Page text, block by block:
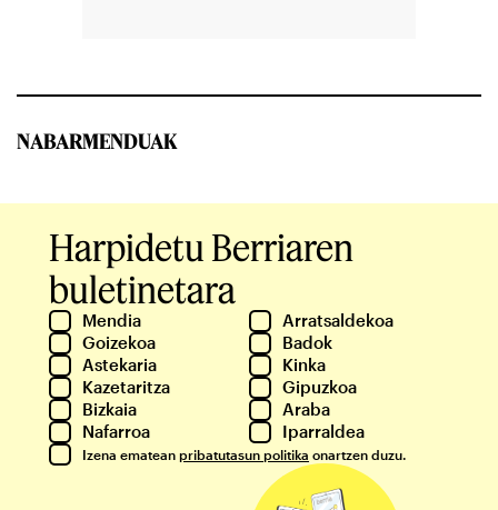
NABARMENDUAK
Harpidetu Berriaren
buletinetara
Mendia
Arratsaldekoa
Goizekoa
Badok
Astekaria
Kinka
Kazetaritza
Gipuzkoa
Bizkaia
Araba
Nafarroa
Iparraldea
Izena ematean pribatutasun politika onartzen duzu.